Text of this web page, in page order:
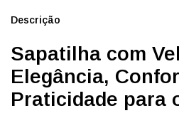
Descrição
Sapatilha com
Elegância,
Praticidade para